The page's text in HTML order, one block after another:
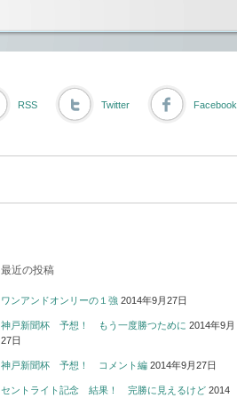
RSS Twitter Facebook
最近の投稿
ワンアンドオンリーの１強 2014年9月27日
神戸新聞杯 予想！ もう一度勝つために 2014年9月
27日
神戸新聞杯 予想！ コメント編 2014年9月27日
セントライト記念 結果！ 完勝に見えるけど 2014